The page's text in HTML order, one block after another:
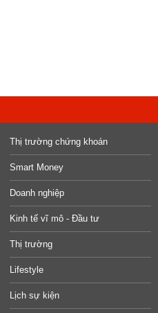
Thị trường chứng khoán
Smart Money
Doanh nghiệp
Kinh tế vĩ mô - Đầu tư
Thị trường
Lifestyle
Lịch sự kiện